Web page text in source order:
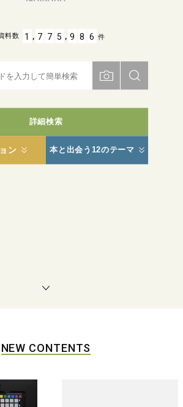
詳細検索
ン 本と出会う12のテーマ
料数 1 , 7 7 5 , 9 8 6 件
NEW CONTENTS